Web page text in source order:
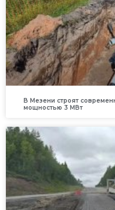
В Мезени строят
мощностью 3 МВт